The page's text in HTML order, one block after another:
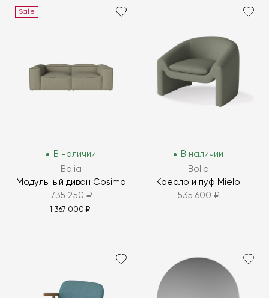
Sale
В наличии
Bolia
Модульный диван Cosima
735 250 ₽
1 367 000 ₽
В наличии
Bolia
Кресло и пуф Mielo
535 600 ₽